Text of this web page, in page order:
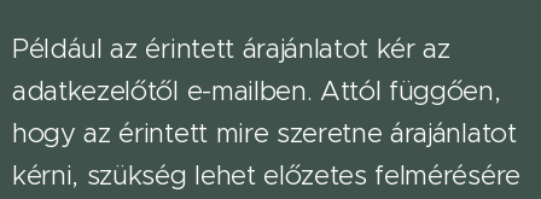
Például az érintett árajánlatot kér az
adatkezelőtől e-mailben. Attól függően,
hogy az érintett mire szeretne árajánlatot
kérni, szükség lehet előzetes felmérésére